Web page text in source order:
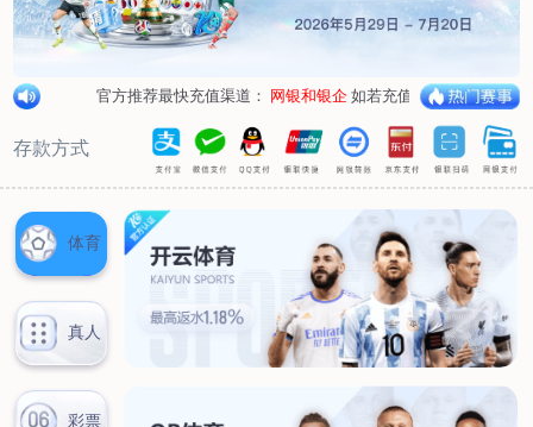
新闻中心
销售网点